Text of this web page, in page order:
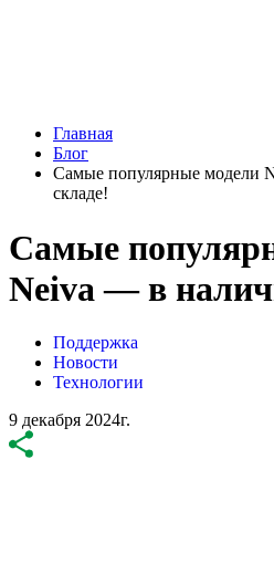
Главная
Блог
Самые популярные модели
складе!
Самые
Neiva — в
Поддержка
Новости
Технологии
9 декабря 2024г.